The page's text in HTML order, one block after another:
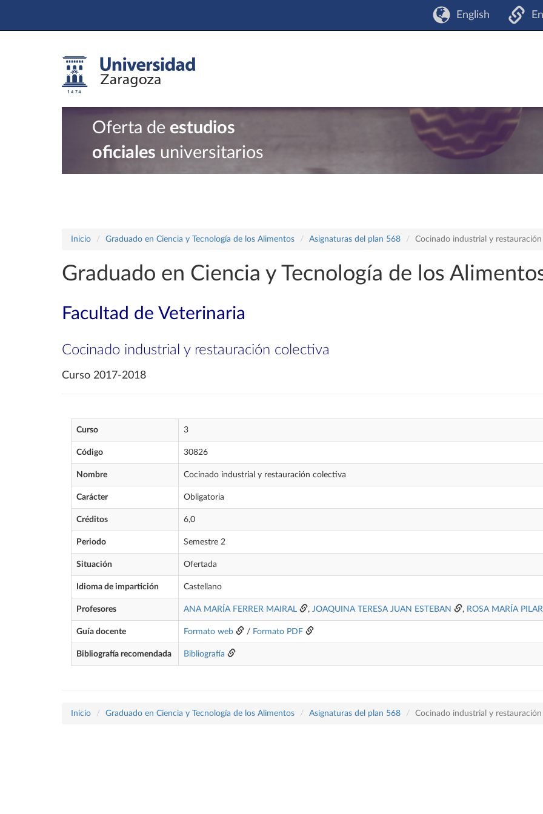
English
Oferta de estudios
oficiales universitarios
Inicio Graduado en Ciencia y Tecnología de los Alimentos Asignaturas del plan 568 Cocinado industrial y
Graduado en Ciencia y Tecnología de los
Facultad de Veterinaria
Cocinado industrial y restauración colectiva
Curso 2017-2018
Curso 3
Código 30826
Nombre Cocinado industrial y restauración colectiva
Carácter Obligatoria
Créditos 6,0
Periodo Semestre 2
Situación Ofertada
Idioma de impartición Castellano
Profesores ANA MARÍA FERRER MAIRAL , JOAQUINA TERESA JUAN ESTEBAN , ROSA MARÍA
Guía docente Formato web / Formato PDF
Bibliografía recomendada Bibliografía
Inicio Graduado en Ciencia y Tecnología de los Alimentos Asignaturas del plan 568 Cocinado industrial y